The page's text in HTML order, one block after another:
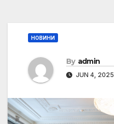
НОВИНИ
By admin
JUN 4, 2025